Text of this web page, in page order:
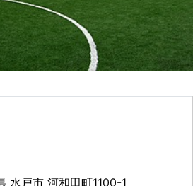
水戸市 河和田町1100-1